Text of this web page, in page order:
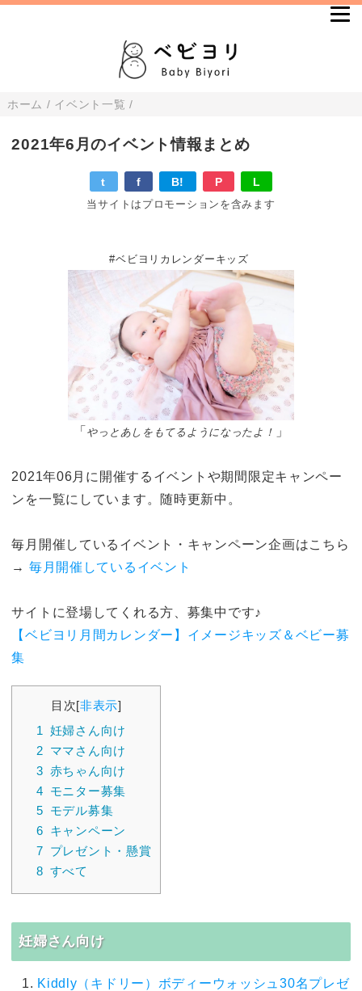
ホーム / イベント一覧 /
2021年6月のイベント情報まとめ
t f B! P L
当サイトはプロモーションを含みます
#ベビヨリカレンダーキッズ
「 やっとあしをもてるようになったよ！ 」
2021年06月に開催するイベントや期間限定キャンペー
ンを一覧にしています。随時更新中。
毎月開催しているイベント・キャンペーン企画はこちら
→ 毎月開催しているイベント
サイトに登場してくれる方、募集中です♪
【ベビヨリ月間カレンダー】イメージキッズ＆ベビー募
集
目次[非表示]
1 妊婦さん向け
2 ママさん向け
3 赤ちゃん向け
4 モニター募集
5 モデル募集
6 キャンペーン
7 プレゼント・懸賞
8 すべて
妊婦さん向け
Kiddly（キドリー）ボディーウォッシュ30名プレゼ